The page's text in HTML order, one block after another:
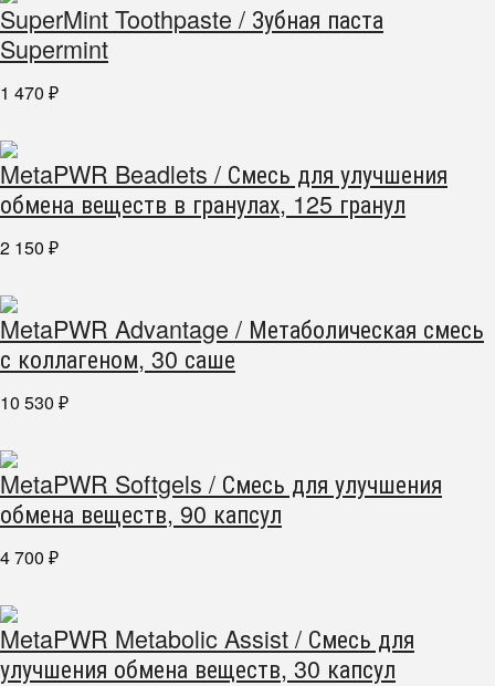
SuperMint Toothpaste / Зубная паста
Supermint
1 470 ₽
MetaPWR Beadlets / Смесь для улучшения
обмена веществ в гранулах, 125 гранул
2 150 ₽
MetaPWR Advantage / Метаболическая смесь
с коллагеном, 30 саше
10 530 ₽
MetaPWR Softgels / Смесь для улучшения
обмена веществ, 90 капсул
4 700 ₽
MetaPWR Metabolic Assist / Смесь для
улучшения обмена веществ, 30 капсул